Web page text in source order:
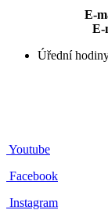
E-
E-
Úřední
Youtube
Facebook
Instagram